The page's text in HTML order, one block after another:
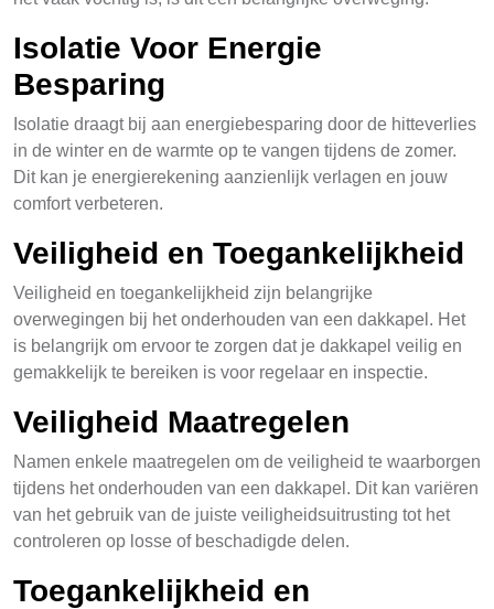
Isolatie Voor Energie
Besparing
Isolatie draagt bij aan energiebesparing door de hitteverlies
in de winter en de warmte op te vangen tijdens de zomer.
Dit kan je energierekening aanzienlijk verlagen en jouw
comfort verbeteren.
Veiligheid en Toegankelijkheid
Veiligheid en toegankelijkheid zijn belangrijke
overwegingen bij het onderhouden van een dakkapel. Het
is belangrijk om ervoor te zorgen dat je dakkapel veilig en
gemakkelijk te bereiken is voor regelaar en inspectie.
Veiligheid Maatregelen
Namen enkele maatregelen om de veiligheid te waarborgen
tijdens het onderhouden van een dakkapel. Dit kan variëren
van het gebruik van de juiste veiligheidsuitrusting tot het
controleren op losse of beschadigde delen.
Toegankelijkheid en